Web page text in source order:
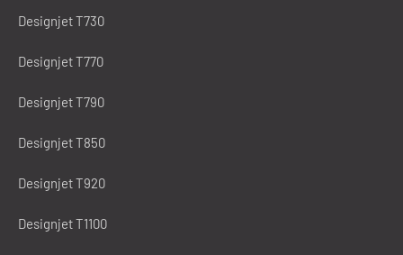
Designjet T730
Designjet T770
Designjet T790
Designjet T850
Designjet T920
Designjet T1100